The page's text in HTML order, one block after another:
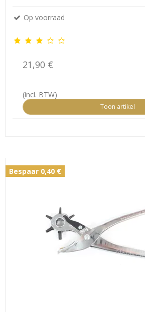
Op voorraad
21,90 €
(incl. BTW)
Toon artikel
Bespaar 0,40 €